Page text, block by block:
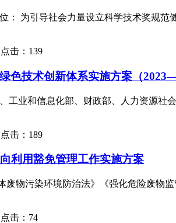
： 为引导社会力量设立科学技术奖规
击：139
色技术创新体系实施方案（
工业和信息化部、财政部、人力资源
击：189
利用豁免管理工作实施方案
废物污染环境防治法》《强化危险废物
点击：74